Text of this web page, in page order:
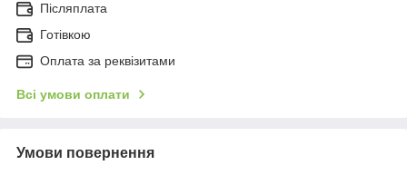
Післяплата
Готівкою
Оплата за реквізитами
Всі умови оплати
Умови повернення